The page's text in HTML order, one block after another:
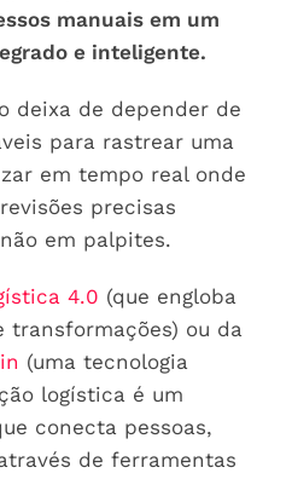
manuais em um
e inteligente.
deixa de depender de
para rastrear uma
em tempo real onde
precisas
em palpites.
4.0 (que engloba
transformações) ou da
(uma tecnologia
logística é um
conecta pessoas,
de ferramentas